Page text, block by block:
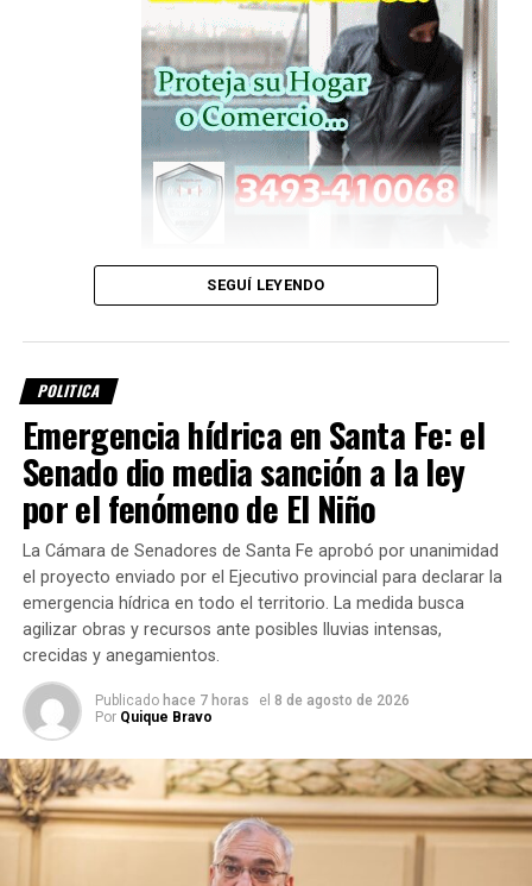
24 familias accedieron a su vivienda
propia
Las viviendas inauguradas en
San Martín, Santiago Gilli, Mario Locatelli y Pasaje
Público.
Las unidades corresponden alprototipo compacto de
dos dormitoriosy cuentan concalefones solares.
La obra, que se encontraba paralizada al inicio de la actual
gestión provincial, pudo ser finalizada con una inversión
superior a los$2.000 millones
SEGUÍ LEYENDO
POLITICA
Emergencia hídrica en Santa Fe: el
Senado dio media sanción a la ley
por el fenómeno de El Niño
La Cámara de Senadores de Santa Fe aprobó por unanimidad
el proyecto enviado por el Ejecutivo provincial para declarar la
emergencia hídrica en todo el territorio. La medida busca
agilizar obras y recursos ante posibles lluvias intensas,
crecidas y anegamientos.
Publicado hace 7 horas el 8 de agosto de 2026
Por Quique Bravo